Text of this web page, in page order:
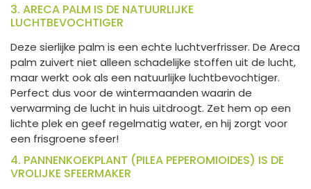
3. ARECA PALM IS DE NATUURLIJKE
LUCHTBEVOCHTIGER
Deze sierlijke palm is een echte luchtverfrisser. De Areca
palm zuivert niet alleen schadelijke stoffen uit de lucht,
maar werkt ook als een natuurlijke luchtbevochtiger.
Perfect dus voor de wintermaanden waarin de
verwarming de lucht in huis uitdroogt. Zet hem op een
lichte plek en geef regelmatig water, en hij zorgt voor
een frisgroene sfeer!
4. PANNENKOEKPLANT (PILEA PEPEROMIOIDES) IS DE
VROLIJKE SFEERMAKER